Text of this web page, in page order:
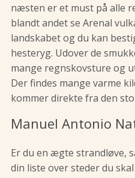
næsten er et must på alle
blandt andet se Arenal
landskabet og du kan
hesteryg. Udover de
mange regnskovsture og
Der findes mange varme
kommer direkte fra den
Manuel Antonio
Er du en ægte strandløve,
din liste over steder du skal